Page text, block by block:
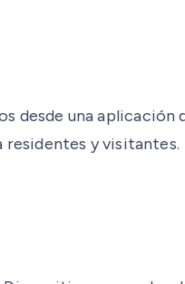
una aplicación
y visitantes.